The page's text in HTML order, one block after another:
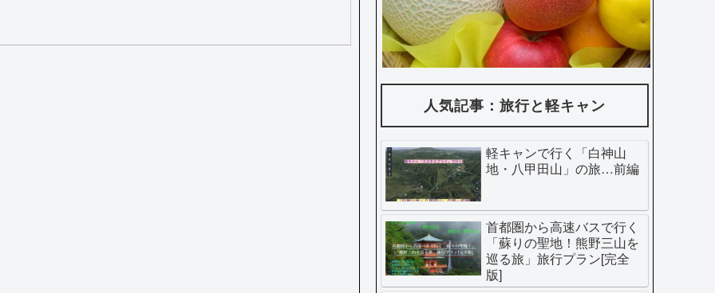
人気記事：旅行と軽キャン
軽キャンで行く「白神山
地・八甲田山」の旅…前編
首都圏から高速バスで行く
「蘇りの聖地！熊野三山を
巡る旅」旅行プラン[完全
版]